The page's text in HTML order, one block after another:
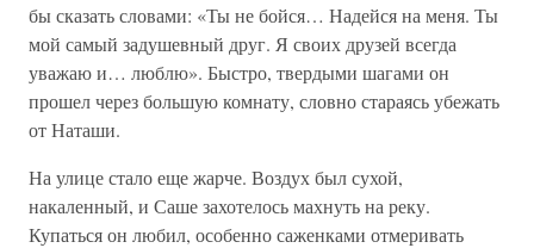
бы сказать словами: «Ты не бойся… Надейся на меня. Ты
мой самый задушевный друг. Я своих друзей всегда
уважаю и… люблю». Быстро, твердыми шагами он
прошел через большую комнату, словно стараясь убежать
от Наташи.
На улице стало еще жарче. Воздух был сухой,
накаленный, и Саше захотелось махнуть на реку.
Купаться он любил, особенно саженками отмеривать